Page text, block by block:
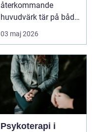
återkommande
huvudvärk tär på både
ork och humör. Många
03 maj 2026
Psykoterapi i